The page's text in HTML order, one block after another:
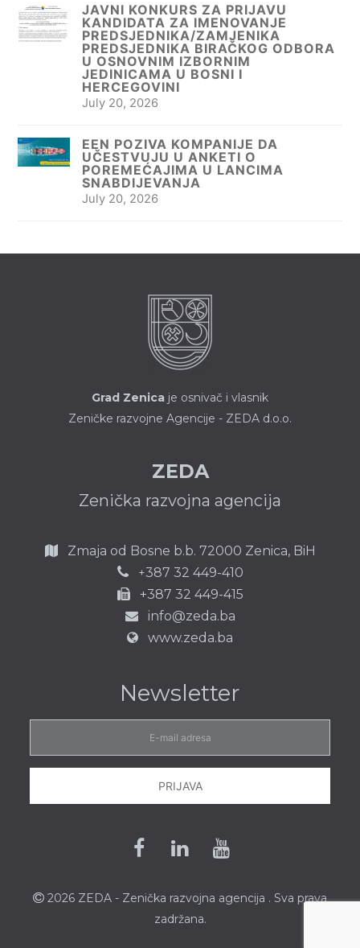
JAVNI KONKURS ZA PRIJAVU
KANDIDATA ZA IMENOVANJE
PREDSJEDNIKA/ZAMJENIKA
PREDSJEDNIKA BIRAČKOG ODBORA
U OSNOVNIM IZBORNIM
JEDINICAMA U BOSNI I
HERCEGOVINI
July 20, 2026
EEN POZIVA KOMPANIJE DA
UČESTVUJU U ANKETI O
POREMEĆAJIMA U LANCIMA
SNABDIJEVANJA
July 20, 2026
Grad Zenica je osnivač i vlasnik
Zeničke razvojne Agencije - ZEDA d.o.o.
ZEDA
Zenička razvojna agencija
Zmaja od Bosne b.b. 72000 Zenica, BiH
+387 32 449-410
+387 32 449-415
info@zeda.ba
www.zeda.ba
Newsletter
adresa
PRIJAVA
Facebook
LinkedinYoutube
2026 ZEDA - Zenička razvojna agencija . Sva prava
zadržana.